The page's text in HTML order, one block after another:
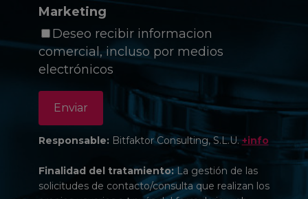
Marketing
Deseo recibir informacion
comercial, incluso por medios
electrónicos
Responsable: Bitfaktor Consulting, S.L.U. +info
Finalidad del tratamiento:La gestión de las
solicitudes de contacto/consulta que realizan los